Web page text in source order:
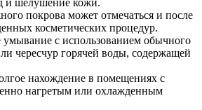
и шелушение кожи.
покрова может отмечаться и после
косметических процедур.
с использованием обычного
чересчур горячей воды, содержащей
нахождение в помещениях с
нагретым или охлажденным